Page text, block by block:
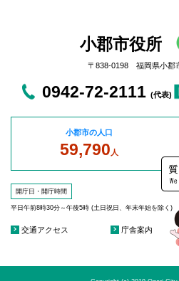
小郡市役所
〒838-0198 福岡県小郡
0942-72-2111 (代表)
小郡市の人口
59,790 人
開庁日・開庁時間
平日午前8時30分～午後5時 (土日祝日、年末年始を除く)
交通アクセス 庁舎案内